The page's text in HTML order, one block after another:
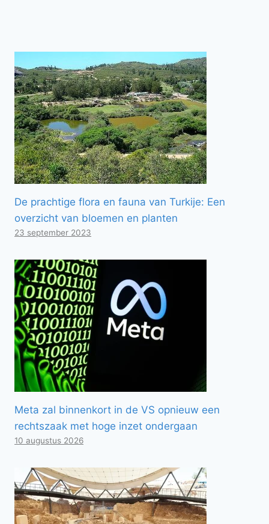
De prachtige flora en fauna van Turkije: Een
overzicht van bloemen en planten
23 september 2023
Meta zal binnenkort in de VS opnieuw een
rechtszaak met hoge inzet ondergaan
10 augustus 2026